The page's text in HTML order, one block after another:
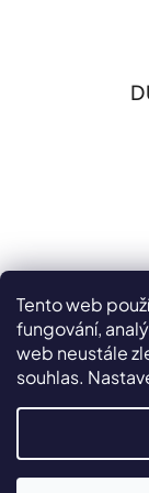
Tento web
fungování,
web neustále
souhlas.
Vytvořilo